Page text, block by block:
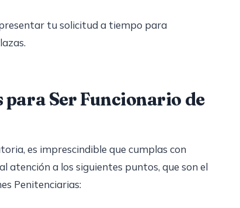
tu solicitud a tiempo para
Ser Funcionario de
es imprescindible que cumplas con
atención a los siguientes puntos, que son el
Penitenciarias: